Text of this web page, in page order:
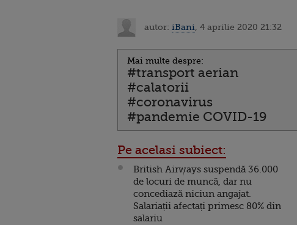
autor: iBani , 4 aprilie 2020 21:32
Mai multe despre:
#transport aerian
#calatorii
#coronavirus
#pandemie COVID-19
Pe acelasi subiect:
British Airways suspendă 36.000
de locuri de muncă, dar nu
concediază niciun angajat.
Salariații afectați primesc 80% din
salariu